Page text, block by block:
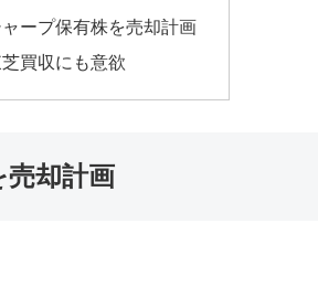
ープ保有株を売却計画
買収にも意欲
売却計画